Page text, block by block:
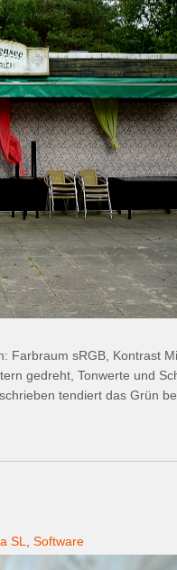
Farbraum sRGB, Kontrast
gedreht, Tonwerte und
tendiert das Grün
SL, Software